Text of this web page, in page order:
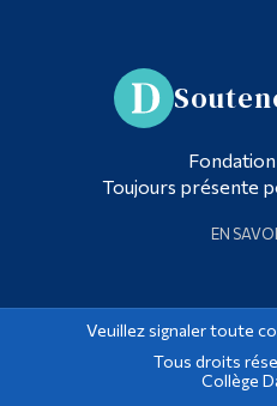
Toujours présente
EN
Veuillez signaler toute
Tous droits
Collège